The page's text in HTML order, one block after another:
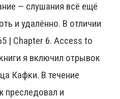
— слушания всё ещё
и удалённо. В отличии
| Chapter 6. Access to
я включил отрывок
Кафки. В течение
преследовал и